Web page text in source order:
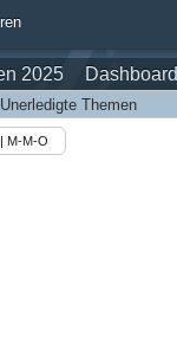
2025 Dashboard
Unerledigte Themen
M-M-O